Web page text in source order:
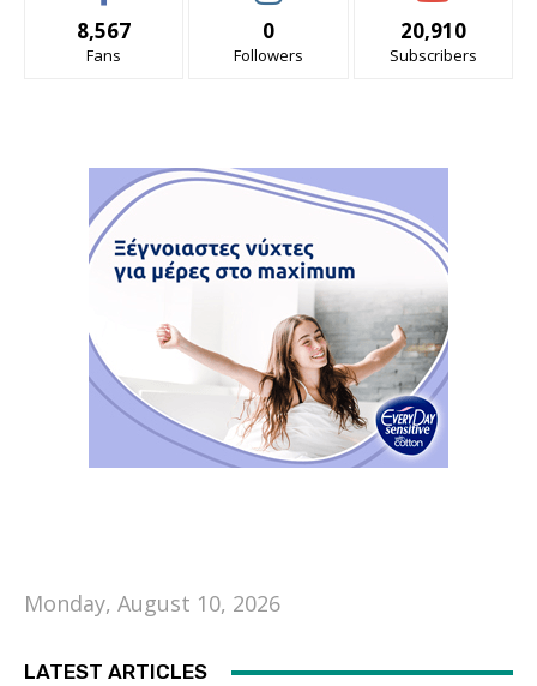
8,567
Fans
0
Followers
20,910
Subscribers
Monday, August 10, 2026
LATEST ARTICLES